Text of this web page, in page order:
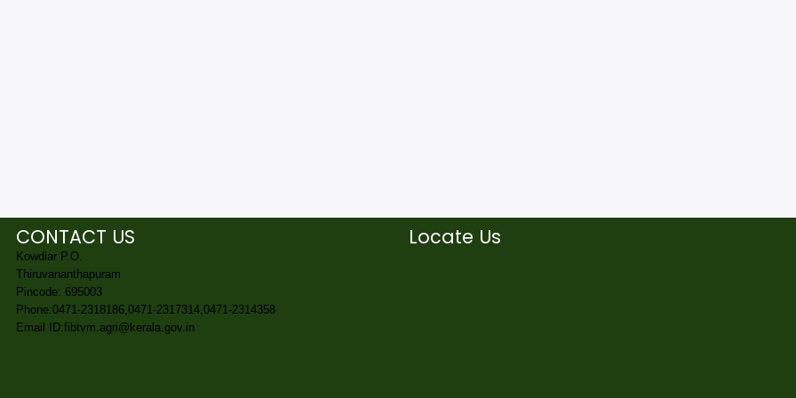
CONTACT US
Kowdiar P.O.
Thiruvananthapuram
Pincode: 695003
Phone:0471-2318186,0471-2317314,0471-2314358
Email ID:fibtvm.agri@kerala.gov.in
Locate Us